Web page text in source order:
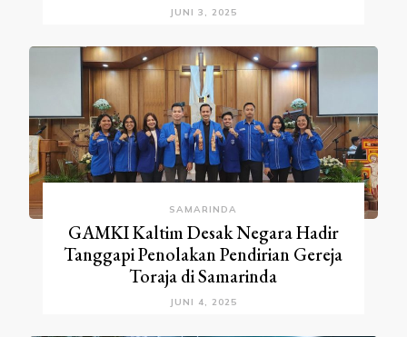
JUNI 3, 2025
SAMARINDA
GAMKI Kaltim Desak Negara Hadir
Tanggapi Penolakan Pendirian Gereja
Toraja di Samarinda
JUNI 4, 2025